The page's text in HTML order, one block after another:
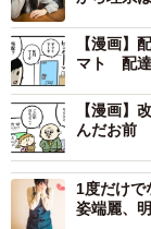
【漫画】
マト 配達
【漫画】
んだお前
1度だけ
姿端麗、